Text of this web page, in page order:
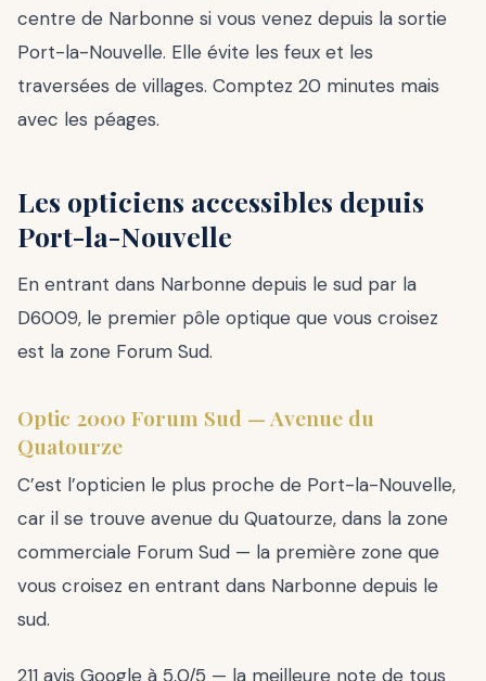
centre de Narbonne si vous venez depuis la sortie
Port-la-Nouvelle. Elle évite les feux et les
traversées de villages. Comptez 20 minutes mais
avec les péages.
Les opticiens accessibles depuis
Port-la-Nouvelle
En entrant dans Narbonne depuis le sud par la
D6009, le premier pôle optique que vous croisez
est la zone Forum Sud.
Optic 2000 Forum Sud — Avenue du
Quatourze
C’est l’opticien le plus proche de Port-la-Nouvelle,
car il se trouve avenue du Quatourze, dans la zone
commerciale Forum Sud — la première zone que
vous croisez en entrant dans Narbonne depuis le
sud.
211 avis Google à 5,0/5 — la meilleure note de tous